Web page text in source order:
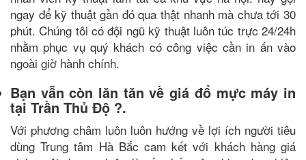
ngay để kỹ thuật gần đó qua thật nhanh mà chưa tới 30
phút. Chúng tôi có đội ngũ kỹ thuật luôn túc trực 24/24h
nhằm phục vụ quý khách có công việc cần in ấn vào
ngoài giờ hành chính.
Bạn vẫn còn lăn tăn về giá đổ mực máy in
tại Trần Thủ Độ ?.
Với phương châm luôn luôn hướng về lợi ích người tiêu
dùng Trung tâm Hà Bắc cam kết với khách hàng giá